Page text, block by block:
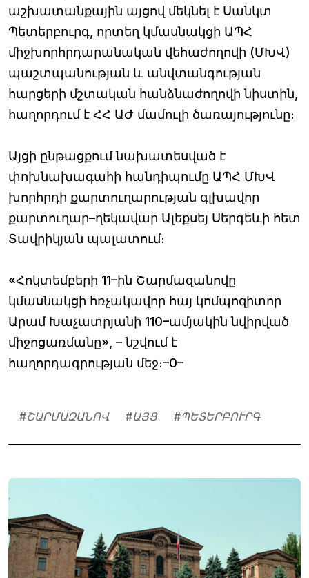
աշխատանքային այցով մեկնել է Սանկտ
Պետերբուրգ, որտեղ կմասնակցի ԱՊՀ
միջխորհրդարանական վեհաժողովի (ՄԽՎ)
պաշտպանության և անվտանգության
հարցերի մշտական հանձնաժողովի նիստին,
հաղորդում է ՀՀ ԱԺ մամուլի ծառայությունը։
Այցի ընթացքում նախատեսված է
փոխնախագահի հանդիպումը ԱՊՀ ՄԽՎ
խորհրդի քարտուղարության գլխավոր
քարտուղար–ղեկավար Ալեքսեյ Սերգեևի հետ
Տավրիկյան պալատում։
«Հոկտեմբերի 11–ին Շարմազանովը
կմասնակցի հռչակավոր հայ կոմպոզիտոր
Արամ Խաչատրյանի 110–ամյակին նվիրված
միջոցառմանը», – նշվում է
հաղորդագրության մեջ։–0–
#ՇԱՐՄԱԶԱՆՈՎ #ԱՅՑ #ՊԵՏԵՐԲՈՒՐԳ